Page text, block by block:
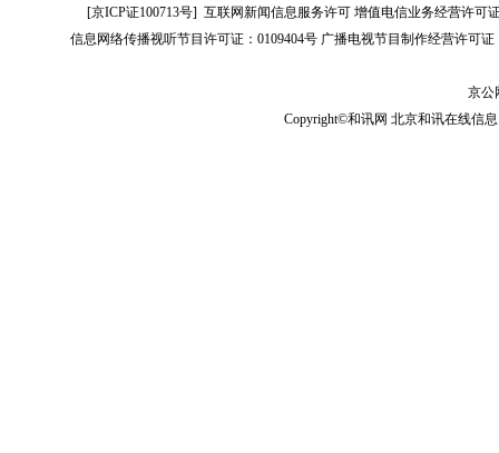
[京ICP证100713号]互联网新闻信息服务许可 增值电信业务经营许可
信息网络传播视听节目许可证：0109404号 广播电视节目制作经营许可证
京公
Copyright©和讯网 北京和讯在线信